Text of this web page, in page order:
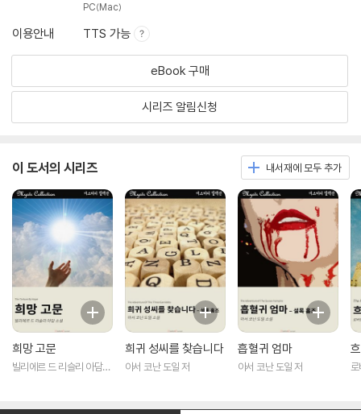
PC(Mac)
이용안내 TTS 가능
eBook 구매
시리즈 알림신청
이 도서의 시리즈 내서재에 모두 추가
희망 고문
빌리에르 드 리슬리 아담
희귀 성씨를 찾습니다
아서 코난 도일 저
흡혈귀 엄마
아서 코난 도일 저